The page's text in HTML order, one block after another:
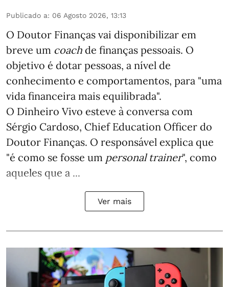
Publicado a: 06 Agosto 2026, 13:13
O Doutor Finanças vai disponibilizar em
breve um coach de finanças pessoais. O
objetivo é dotar pessoas, a nível de
conhecimento e comportamentos, para "uma
vida financeira mais equilibrada".
O Dinheiro Vivo esteve à conversa com
Sérgio Cardoso, Chief Education Officer do
Doutor Finanças. O responsável explica que
"é como se fosse um personal trainer", como
aqueles que a ...
Ver mais